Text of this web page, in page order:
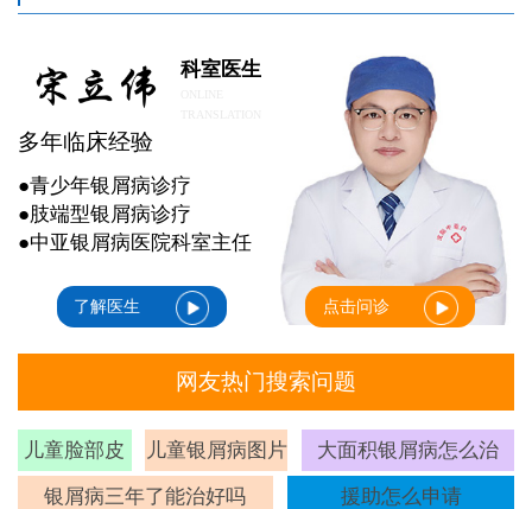
科室医生
多年临床经验
●青少年银屑病诊疗
●肢端型银屑病诊疗
●中亚银屑病医院科室主任
了解医生 点击问诊
网友热门搜索问题
儿童脸部皮
癣
儿童银屑病图片 大面积银屑病怎么治
银屑病三年了能治好吗 援助怎么申请